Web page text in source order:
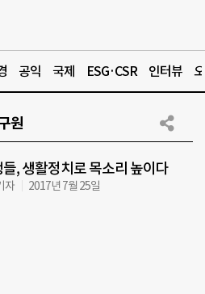
공익 국제 ESG·CSR 인터뷰
원
, 생활정치로 목소리 높이다
자 2017년 7월 25일